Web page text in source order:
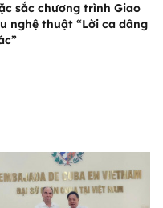
sắc chương trình Giao
nghệ thuật “Lời ca dâng